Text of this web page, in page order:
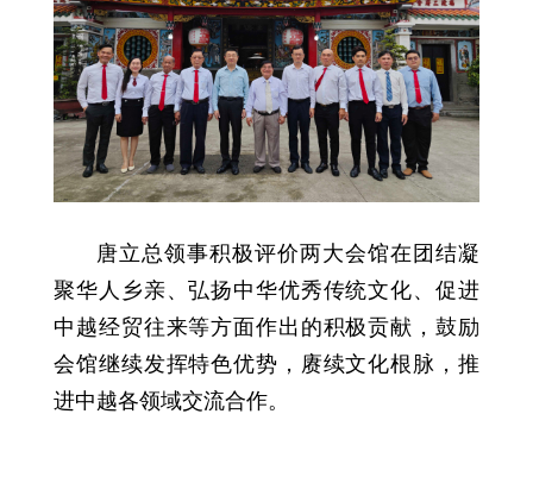
唐立总领事积极评价两大会馆在团结凝
聚华人乡亲、弘扬中华优秀传统文化、促进
中越经贸往来等方面作出的积极贡献，鼓励
会馆继续发挥特色优势，赓续文化根脉，推
进中越各领域交流合作。